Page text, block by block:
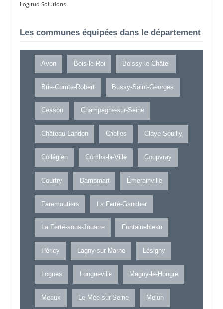
Logitud Solutions
Les communes équipées dans le département
Avon Bois-le-Roi Boissy-le-Châtel
Brie-Comte-Robert Bussy-Saint-Georges
Cesson Champagne-sur-Seine
Château-Landon Chelles Claye-Souilly
Collégien Combs-la-Ville Coupvray
Courtry Dampmart Émerainville
Faremoutiers La Ferté-Gaucher
La Ferté-sous-Jouarre Fontainebleau
Héricy Lagny-sur-Marne Lésigny
Lognes Longueville Magny-le-Hongre
Meaux Le Mée-sur-Seine Melun